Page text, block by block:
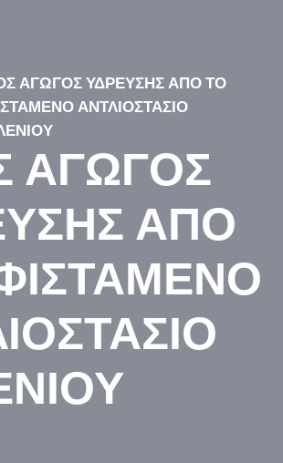
ΑΓΩΓΟΣ ΥΔΡΕΥΣΗΣ ΑΠΟ ΤΟ
ΑΝΤΛΙΟΣΤΑΣΙΟ
ΑΓΩΓΟΣ
ΑΠΟ